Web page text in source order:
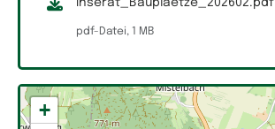
Inserat_Bauplaetze_202602.pdf
pdf-Datei, 1 MB
+